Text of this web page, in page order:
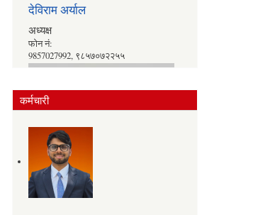
देविराम अर्याल
अध्यक्ष
फोन नं:
9857027992, ९८५७०७२२५५
कर्मचारी